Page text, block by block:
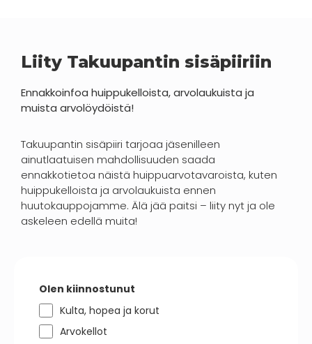
Liity Takuupantin sisäpiiriin
Ennakkoinfoa huippukelloista, arvolaukuista ja
muista arvolöydöistä!
Takuupantin sisäpiiri tarjoaa jäsenilleen
ainutlaatuisen mahdollisuuden saada
ennakkotietoa näistä huippuarvotavaroista, kuten
huippukelloista ja arvolaukuista ennen
huutokauppojamme. Älä jää paitsi – liity nyt ja ole
askeleen edellä muita!
Olen kiinnostunut
Kulta, hopea ja korut
Arvokellot